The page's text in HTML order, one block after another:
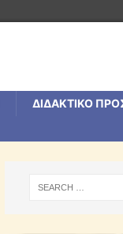
ΔΙΔΑΚΤΙΚΟ